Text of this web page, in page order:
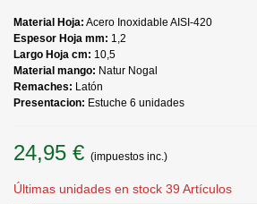
Material Hoja: Acero Inoxidable AISI-420
Espesor Hoja mm: 1,2
Largo Hoja cm: 10,5
Material mango: Natur Nogal
Remaches: Latón
Presentacion: Estuche 6 unidades
24,95 € (impuestos inc.)
Últimas unidades en stock 39 Artículos